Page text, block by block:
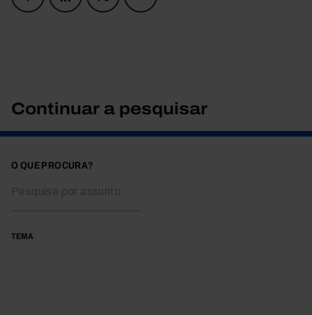
Continuar a pesquisar
O QUE PROCURA?
TEMA